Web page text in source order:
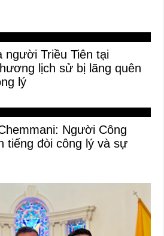
người Triều Tiên tại
lịch sử bị lãng quên
lý
Người Công
tiếng đòi công lý và sự